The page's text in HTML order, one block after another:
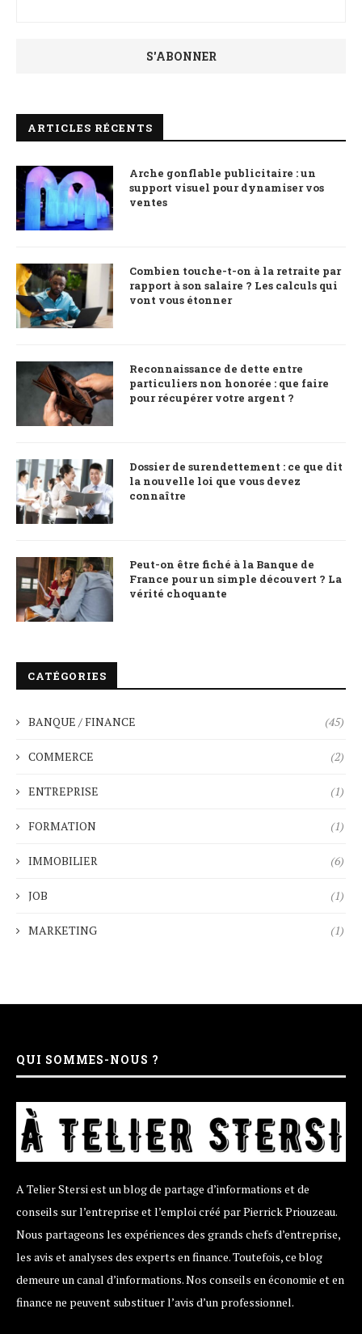
ARTICLES RÉCENTS
Arche gonflable publicitaire : un
support visuel pour dynamiser vos
ventes
Combien touche-t-on à la retraite par
rapport à son salaire ? Les calculs qui
vont vous étonner
Reconnaissance de dette entre
particuliers non honorée : que faire
pour récupérer votre argent ?
Dossier de surendettement : ce que dit
la nouvelle loi que vous devez
connaître
Peut-on être fiché à la Banque de
France pour un simple découvert ? La
vérité choquante
CATÉGORIES
BANQUE / FINANCE (45)
COMMERCE (2)
ENTREPRISE (1)
FORMATION (1)
IMMOBILIER (6)
JOB (1)
MARKETING (1)
QUI SOMMES-NOUS ?
A Telier Stersi est un blog de partage d’informations et de
conseils sur l’entreprise et l’emploi créé par Pierrick Priouzeau.
Nous partageons les expériences des grands chefs d’entreprise,
les avis et analyses des experts en finance. Toutefois, ce blog
demeure un canal d’informations. Nos conseils en économie et en
finance ne peuvent substituer l’avis d’un professionnel.